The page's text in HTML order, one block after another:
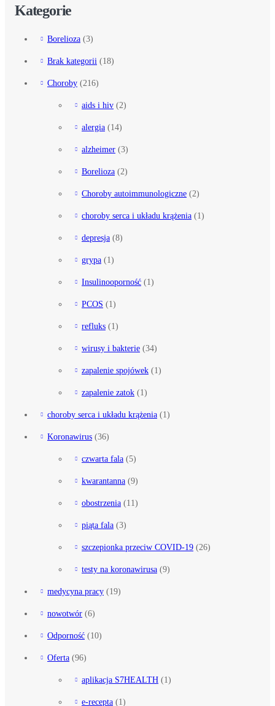
Kategorie
Borelioza (3)
Brak kategorii (18)
Choroby (216)
aids i hiv (2)
alergia (14)
alzheimer (3)
Borelioza (2)
Choroby autoimmunologiczne (2)
choroby serca i układu krążenia (1)
depresja (8)
grypa (1)
Insulinooporność (1)
PCOS (1)
refluks (1)
wirusy i bakterie (34)
zapalenie spojówek (1)
zapalenie zatok (1)
choroby serca i układu krążenia (1)
Koronawirus (36)
czwarta fala (5)
kwarantanna (9)
obostrzenia (11)
piąta fala (3)
szczepionka przeciw COVID-19 (26)
testy na koronawirusa (9)
medycyna pracy (19)
nowotwór (6)
Odporność (10)
Oferta (96)
aplikacja S7HEALTH (1)
e-recepta (1)